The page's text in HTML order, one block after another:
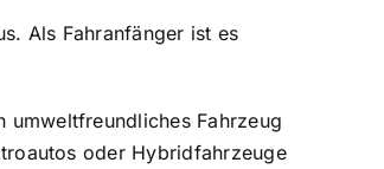
Als Fahranfänger ist es
umweltfreundliches Fahrzeug
oder Hybridfahrzeuge